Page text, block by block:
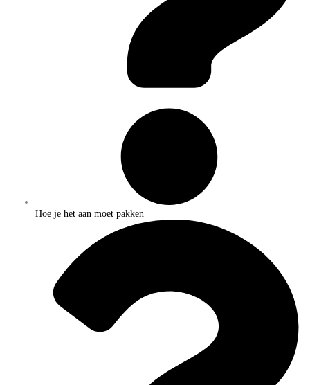
Hoe je het aan moet pakken